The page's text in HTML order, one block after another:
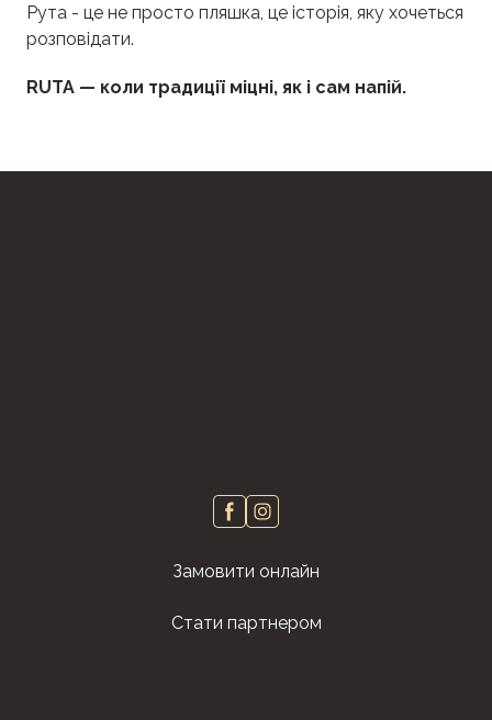
Рута - це не просто пляшка, це історія, яку хочеться
розповідати.
RUTA — коли традиції міцні, як і сам напій.
Замовити онлайн
Стати партнером